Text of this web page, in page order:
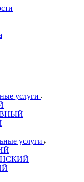
услуги
услуги